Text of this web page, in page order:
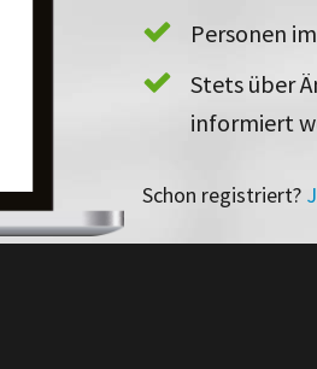
Personen
Stets über
informiert
Schon registriert?